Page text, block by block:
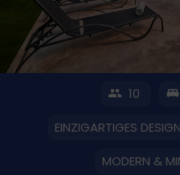
10
EINZIGARTIGES DESIGN
MODERN &